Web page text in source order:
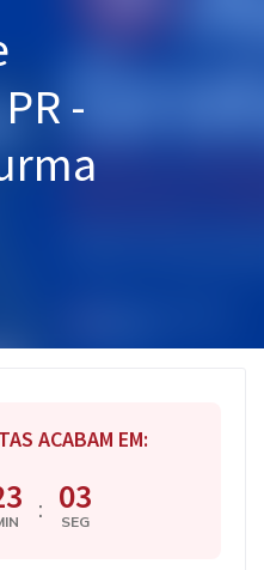
-
ACABAM EM:
: 02
SEG